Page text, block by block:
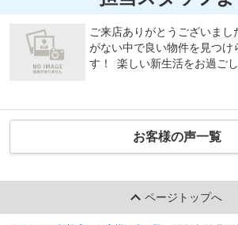
ご来店ありがとうございま
がない中で良い物件を見つけ
す！ 楽しい新生活をお過ごし
お客様の声一覧
ページトップへ